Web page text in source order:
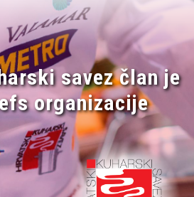
savez član je
organizacije